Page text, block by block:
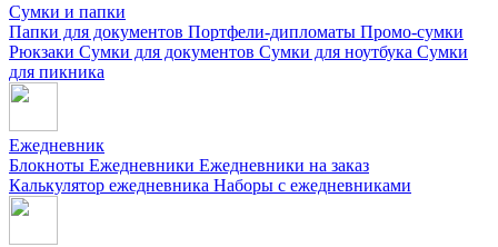
Сумки и папки
Папки для документов Портфели-дипломаты Промо-сумки
Рюкзаки Сумки для документов Сумки для ноутбука Сумки
для пикника
Ежедневник
Блокноты Ежедневники Ежедневники на заказ
Калькулятор ежедневника Наборы с ежедневниками